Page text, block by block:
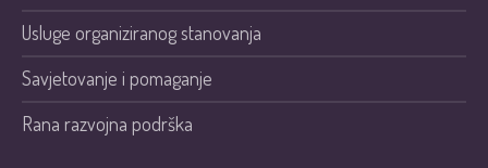
Usluge organiziranog stanovanja
Savjetovanje i pomaganje
Rana razvojna podrška